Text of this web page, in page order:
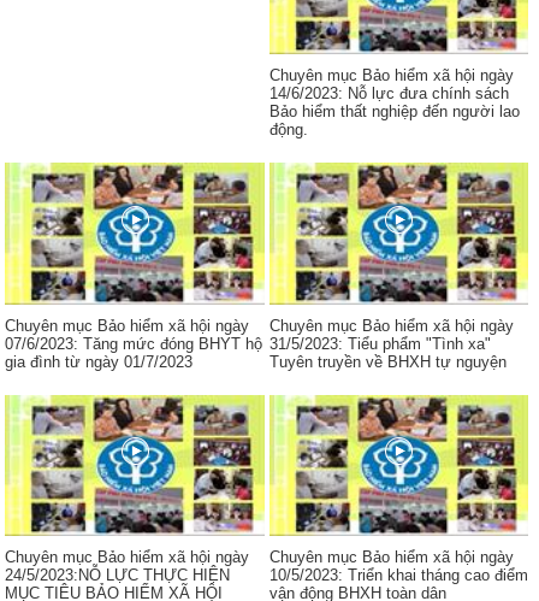
Chuyên mục Bảo hiểm xã hội ngày
14/6/2023: Nỗ lực đưa chính sách
Bảo hiểm thất nghiệp đến người lao
động.
Chuyên mục Bảo hiểm xã hội ngày
07/6/2023: Tăng mức đóng BHYT hộ
gia đình từ ngày 01/7/2023
Chuyên mục Bảo hiểm xã hội ngày
31/5/2023: Tiểu phẩm "Tình xa"
Tuyên truyền về BHXH tự nguyện
Chuyên mục Bảo hiểm xã hội ngày
24/5/2023:NỖ LỰC THỰC HIỆN
MỤC TIÊU BẢO HIỂM XÃ HỘI
Chuyên mục Bảo hiểm xã hội ngày
10/5/2023: Triển khai tháng cao điểm
vận động BHXH toàn dân